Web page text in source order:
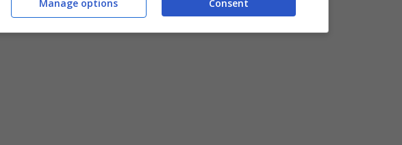
ARROSTO
Consent
Manage options